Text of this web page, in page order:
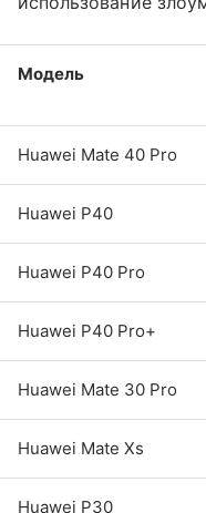
Модель
Huawei Mate 40 Pro
Huawei P40
Huawei P40 Pro
Huawei P40 Pro+
Huawei Mate 30 Pro
Huawei Mate Xs
Huawei P30